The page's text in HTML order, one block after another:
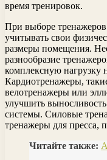
время тренировок.
При выборе тренажеров
учитывать свои
размеры помещения.
разнообразие
комплексную
Кардиотренажеры,
велотренажеры или
улучшить
системы. Силовые
тренажеры для пресса,
Читайте также: